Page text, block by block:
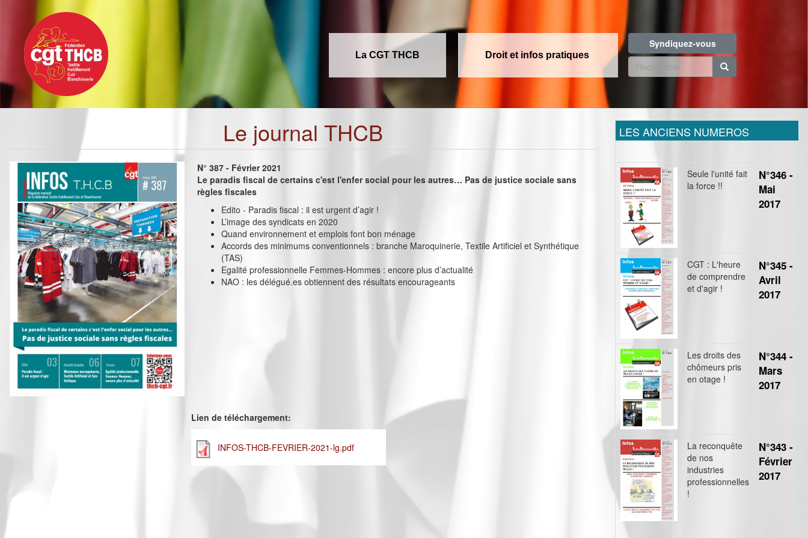
contenu
principal
La CGT THCB Droit et infos pratiques
Syndiquez-vous
Formulaire
recherche
Le journal THCB
N° 387 - Février 2021
Le paradis fiscal de certains c'est l'enfer social pour les autres… Pas de justice sociale sans
règles fiscales
Edito - Paradis fiscal : il est urgent d’agir !
L’image des syndicats en 2020
Quand environnement et emplois font bon ménage
Accords des minimums conventionnels : branche Maroquinerie, Textile Artificiel et Synthétique
(TAS)
Egalité professionnelle Femmes-Hommes : encore plus d’actualité
NAO : les délégué.es obtiennent des résultats encourageants
Lien de téléchargement:
INFOS-THCB-FEVRIER-2021-lg.pdf
LES ANCIENS NUMEROS
Seule l'unité fait
la force !!
N°346 -
Mai
2017
CGT : L'heure
de comprendre
et d'agir !
N°345 -
Avril
2017
Les droits des
chômeurs pris
en otage !
N°344 -
Mars
2017
La reconquête
de nos
industries
professionnelles
!
N°343 -
Février
2017